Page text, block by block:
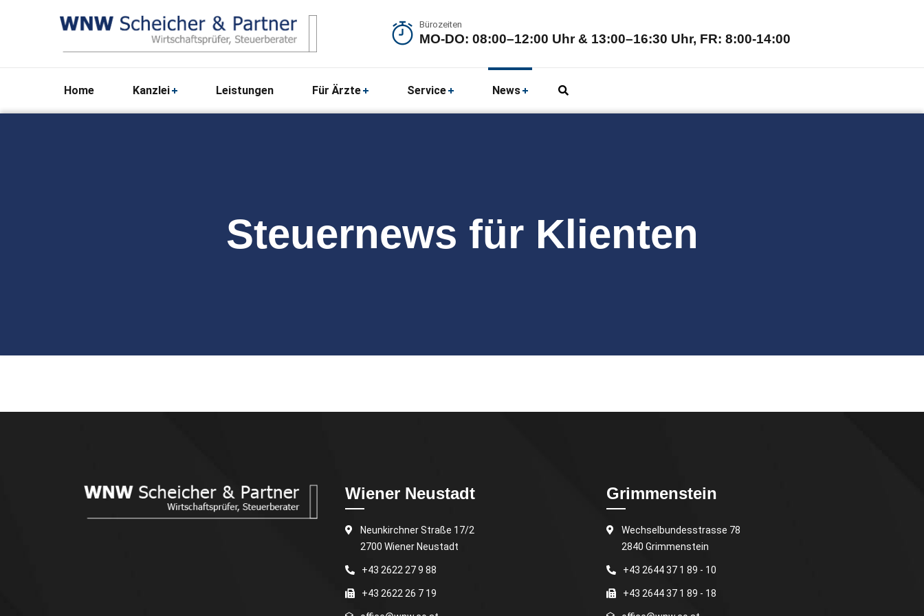
Bürozeiten
MO-DO: 08:00–12:00 Uhr & 13:00–16:30 Uhr, FR: 8:00-14:00
Home Kanzlei Leistungen Für Ärzte Service News
Steuernews für Klienten
Wiener Neustadt
Neunkirchner Straße 17/2
2700 Wiener Neustadt
+43 2622 27 9 88
+43 2622 26 7 19
Grimmenstein
Wechselbundesstrasse 78
2840 Grimmenstein
+43 2644 37 1 89 - 10
+43 2644 37 1 89 - 18